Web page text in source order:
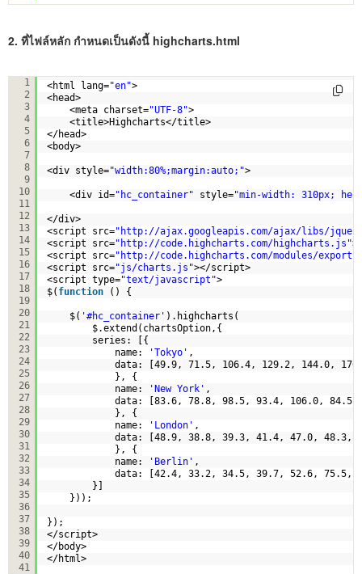
2. ที่ไฟล์หลัก กำหนดเป็นดังนี้ highcharts.html
1
2
3
4
5
6
7
8
9
10
11
12
13
14
15
16
17
18
19
20
21
22
23
24
25
26
27
28
29
30
31
32
33
34
35
36
37
38
39
40
41
<html lang="en">
<head>
<meta charset="UTF-8">
<title>Highcharts</title>
</head>
<body>
<div style="width:80%;margin:auto;">
<div id="hc_container" style="min-width: 310px;
</div>
<script src=" http://ajax.googleapis.com/ajax/libs/
<script src=" http://code.highcharts.com/highcharts.js "
<script src=" http://code.highcharts.com/modules/
<script src="js/charts.js"></script>
<script type="text/javascript">
$( function () {
$( '#hc_container' ).highcharts(
$.extend(chartsOption,{
series: [{
name:
'Tokyo' ,
data: [49.9, 71.5, 106.4, 129.2, 144.0,
}, {
name:
'New York' ,
data: [83.6, 78.8, 98.5, 93.4, 106.0,
}, {
name:
'London' ,
data: [48.9, 38.8, 39.3, 41.4, 47.0, 48.3,
}, {
name:
'Berlin' ,
data: [42.4, 33.2, 34.5, 39.7, 52.6, 75.5,
}]
}));
});
</script>
</body>
</html>